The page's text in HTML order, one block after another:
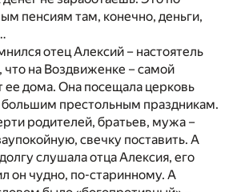
пенсиям там, конечно, деньги,
отец Алексий – настоятель
что на Воздвиженке – самой
ее дома. Она посещала церковь
большим престольным праздникам.
родителей, братьев, мужа –
свечку поставить. А
слушала отца Алексия, его
он чудно, по-старинному. А